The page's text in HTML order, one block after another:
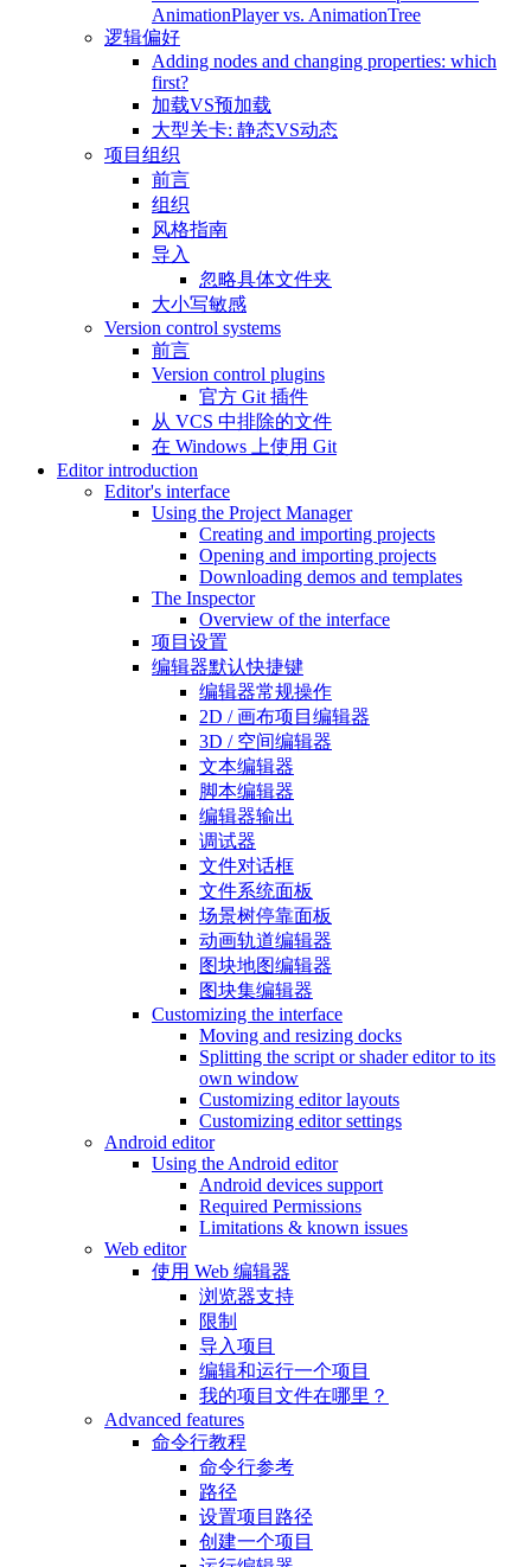
AnimationPlayer vs. AnimationTree
逻辑偏好
Adding nodes and changing properties: which
first?
加载VS预加载
大型关卡: 静态VS动态
项目组织
前言
组织
风格指南
导入
忽略具体文件夹
大小写敏感
Version control systems
前言
Version control plugins
官方 Git 插件
从 VCS 中排除的文件
在 Windows 上使用 Git
Editor introduction
Editor's interface
Using the Project Manager
Creating and importing projects
Opening and importing projects
Downloading demos and templates
The Inspector
Overview of the interface
项目设置
编辑器默认快捷键
编辑器常规操作
2D / 画布项目编辑器
3D / 空间编辑器
文本编辑器
脚本编辑器
编辑器输出
调试器
文件对话框
文件系统面板
场景树停靠面板
动画轨道编辑器
图块地图编辑器
图块集编辑器
Customizing the interface
Moving and resizing docks
Splitting the script or shader editor to its
own window
Customizing editor layouts
Customizing editor settings
Android editor
Using the Android editor
Android devices support
Required Permissions
Limitations & known issues
Web editor
使用 Web 编辑器
浏览器支持
限制
导入项目
编辑和运行一个项目
我的项目文件在哪里？
Advanced features
命令行教程
命令行参考
路径
设置项目路径
创建一个项目